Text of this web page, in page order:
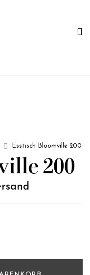
Esstisch Bloomville 200
200